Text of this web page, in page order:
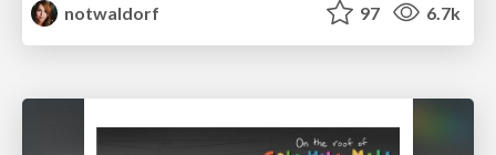
notwaldorf
97 6.7k